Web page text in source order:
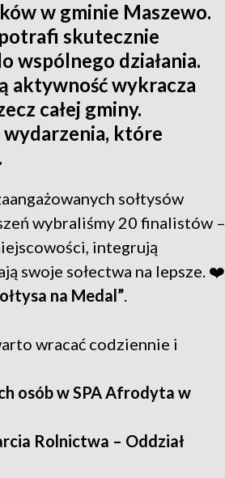
w gminie Maszewo.
skutecznie
wspólnego działania.
aktywność wykracza
całej gminy.
wydarzenia, które
sołtysów
wybraliśmy 20 finalistów –
integrują
swoje sołectwa na lepsze. ❤️
na Medal”
wracać codziennie i
osób w SPA Afrodyta w
Rolnictwa – Oddział